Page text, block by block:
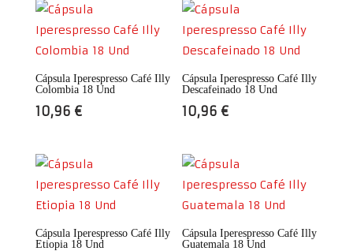
Cápsula Iperespresso Café Illy
Colombia 18 Und
10,96 €
Cápsula Iperespresso Café Illy
Descafeinado 18 Und
10,96 €
Cápsula Iperespresso Café Illy
Etiopia 18 Und
Cápsula Iperespresso Café Illy
Guatemala 18 Und